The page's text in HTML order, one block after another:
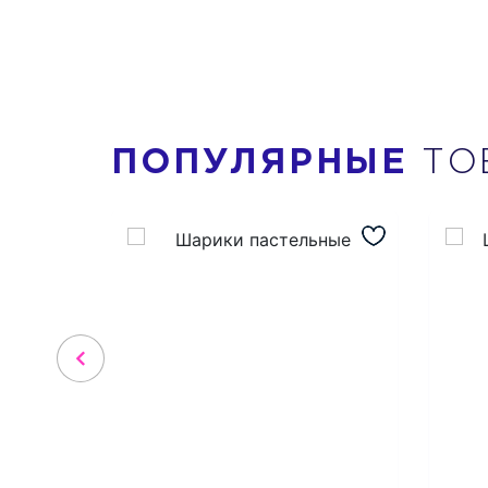
ПОПУЛЯРНЫЕ